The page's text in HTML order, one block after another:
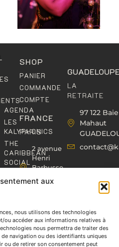
aux
nous utilisons des technologies
ou accéder aux informations relatives à
nous permettra de traiter des
navigation ou des identifiants uniques
ou de retirer son consentement peut
AGENDA
LES
KALYPHONICS
THE
CARIBBEAN
SOCIAL
KAFOLAB
FRANCE
PARIS
2 avenue
Henri
Barbusse,
93000
BOBIGNY
06
76
46
08
SHOP
PANIER
COMMANDE
COMPTE
LA
RETRAITE
97 122 Baie
Mahaut